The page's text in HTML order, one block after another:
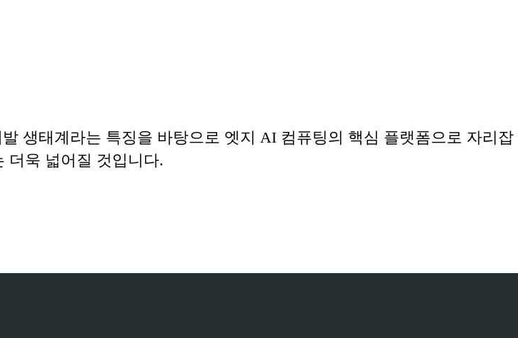
생태계라는 특징을 바탕으로 엣지 AI 컴퓨팅의 핵심 플랫폼으로 자리잡
더욱 넓어질 것입니다.